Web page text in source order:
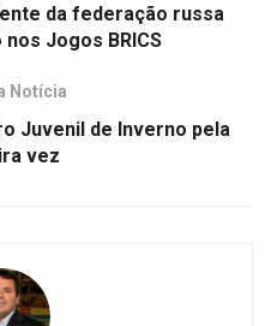
da federação russa
Jogos BRICS
Notícia
Juvenil de Inverno pela
vez